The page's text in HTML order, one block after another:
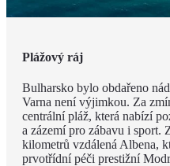
Plážový ráj
Bulharsko bylo obdařeno
Varna není výjimkou. Za
centrální pláž, která nabízí
a zázemí pro zábavu i sport.
kilometrů vzdálená Albena,
prvotřídní péči prestižní